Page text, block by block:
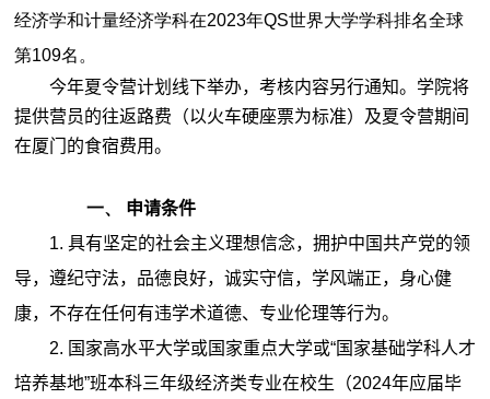
经济学和计量经济学科在2023年QS世界大学学科排名全球
第109名。
今年夏令营计划线下举办，考核内容另行通知。学院将
提供营员的往返路费（以火车硬座票为标准）及夏令营期间
在厦门的食宿费用。
一、 申请条件
1. 具有坚定的社会主义理想信念，拥护中国共产党的领
导，遵纪守法，品德良好，诚实守信，学风端正，身心健
康，不存在任何有违学术道德、专业伦理等行为。
2. 国家高水平大学或国家重点大学或“国家基础学科人才
培养基地”班本科三年级经济类专业在校生（2024年应届毕